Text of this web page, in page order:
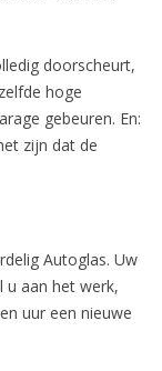
doorscheurt,
hoge
gebeuren. En:
zijn dat de
Autoglas. Uw
u aan het werk,
uur een nieuwe